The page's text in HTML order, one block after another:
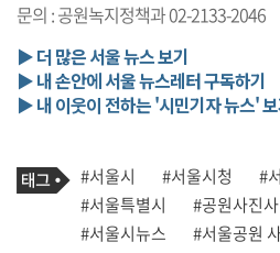
문의 : 공원녹지정책과 02-2133-2046
▶ 더 많은 서울 뉴스 보기
▶ 내 손안에 서울 뉴스레터 구독하기
▶ 내 이웃이 전하는 '시민기자 뉴스'
기
사
관
련
태
태
그
#서울시 #서울시청 #
#서울특별시
#공원사진사
#서울시뉴스
#서울공원